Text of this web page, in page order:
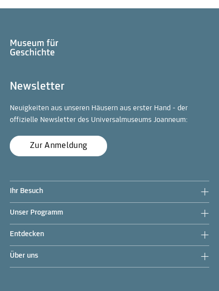
Newsletter
Neuigkeiten aus unseren Häusern aus erster Hand - der
offizielle Newsletter des Universalmuseums Joanneum:
Zur Anmeldung
Ihr Besuch
Unser Programm
Entdecken
Über uns